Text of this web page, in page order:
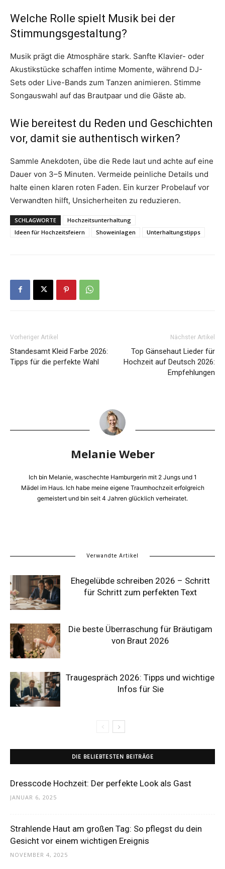
Welche Rolle spielt Musik bei der
Stimmungsgestaltung?
Musik prägt die Atmosphäre stark. Sanfte Klavier- oder
Akustikstücke schaffen intime Momente, während DJ-
Sets oder Live-Bands zum Tanzen animieren. Stimme
Songauswahl auf das Brautpaar und die Gäste ab.
Wie bereitest du Reden und Geschichten
vor, damit sie authentisch wirken?
Sammle Anekdoten, übe die Rede laut und achte auf eine
Dauer von 3–5 Minuten. Vermeide peinliche Details und
halte einen klaren roten Faden. Ein kurzer Probelauf vor
Verwandten hilft, Unsicherheiten zu reduzieren.
SCHLAGWORTE
Hochzeitsunterhaltung
Ideen für Hochzeitsfeiern
Showeinlagen Unterhaltungstipps
Vorheriger Artikel
Standesamt Kleid Farbe 2026:
Tipps für die perfekte Wahl
Nächster Artikel
Top Gänsehaut Lieder für
Hochzeit auf Deutsch 2026:
Empfehlungen
Melanie Weber
Ich bin Melanie, waschechte Hamburgerin mit 2 Jungs und 1
Mädel im Haus. Ich habe meine eigene Traumhochzeit erfolgreich
gemeistert und bin seit 4 Jahren glücklich verheiratet.
Verwandte Artikel
Ehegelübde schreiben 2026 – Schritt
für Schritt zum perfekten Text
Die beste Überraschung für Bräutigam
von Braut 2026
Traugespräch 2026: Tipps und wichtige
Infos für Sie
DIE BELIEBTESTEN BEITRÄGE
Dresscode Hochzeit: Der perfekte Look als Gast
JANUAR 6, 2025
Strahlende Haut am großen Tag: So pflegst du dein
Gesicht vor einem wichtigen Ereignis
NOVEMBER 4, 2025